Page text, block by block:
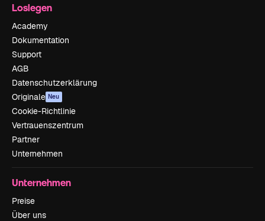
Loslegen
Academy
Dokumentation
Support
AGB
Datenschutzerklärung
Originale Neu
Cookie-Richtlinie
Vertrauenszentrum
Partner
Unternehmen
Unternehmen
Preise
Über uns